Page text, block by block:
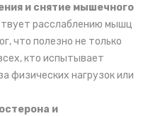
и снятие мышечного
расслаблению мышц
что полезно не только
кто испытывает
физических нагрузок или
и